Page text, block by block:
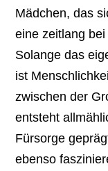
Mädchen, das
eine zeitlang
Solange das
ist
zwischen der
entsteht
Fürsorge
ebenso